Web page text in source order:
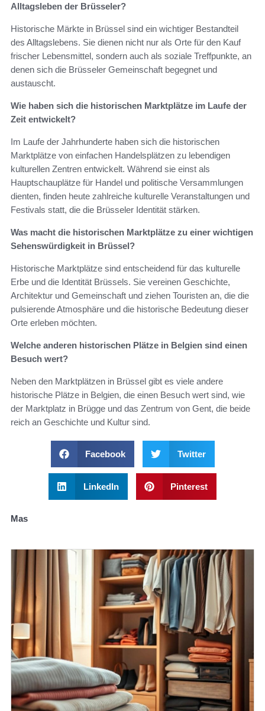
Alltagsleben der Brüsseler?
Historische Märkte in Brüssel sind ein wichtiger Bestandteil
des Alltagslebens. Sie dienen nicht nur als Orte für den Kauf
frischer Lebensmittel, sondern auch als soziale Treffpunkte, an
denen sich die Brüsseler Gemeinschaft begegnet und
austauscht.
Wie haben sich die historischen Marktplätze im Laufe der
Zeit entwickelt?
Im Laufe der Jahrhunderte haben sich die historischen
Marktplätze von einfachen Handelsplätzen zu lebendigen
kulturellen Zentren entwickelt. Während sie einst als
Hauptschauplätze für Handel und politische Versammlungen
dienten, finden heute zahlreiche kulturelle Veranstaltungen und
Festivals statt, die die Brüsseler Identität stärken.
Was macht die historischen Marktplätze zu einer wichtigen
Sehenswürdigkeit in Brüssel?
Historische Marktplätze sind entscheidend für das kulturelle
Erbe und die Identität Brüssels. Sie vereinen Geschichte,
Architektur und Gemeinschaft und ziehen Touristen an, die die
pulsierende Atmosphäre und die historische Bedeutung dieser
Orte erleben möchten.
Welche anderen historischen Plätze in Belgien sind einen
Besuch wert?
Neben den Marktplätzen in Brüssel gibt es viele andere
historische Plätze in Belgien, die einen Besuch wert sind, wie
der Marktplatz in Brügge und das Zentrum von Gent, die beide
reich an Geschichte und Kultur sind.
Facebook Twitter
LinkedIn Pinterest
Mas